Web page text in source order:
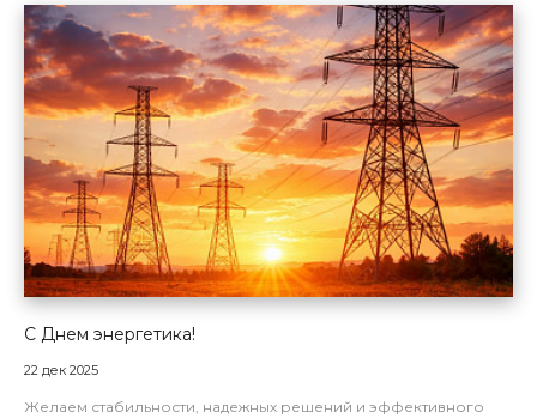
С Днем энергетика!
22 дек 2025
Желаем стабильности, надежных решений и эффективного